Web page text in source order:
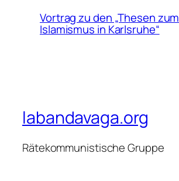
Vortrag zu den „Thesen zum
Islamismus in Karlsruhe“
labandavaga.org
Rätekommunistische Gruppe